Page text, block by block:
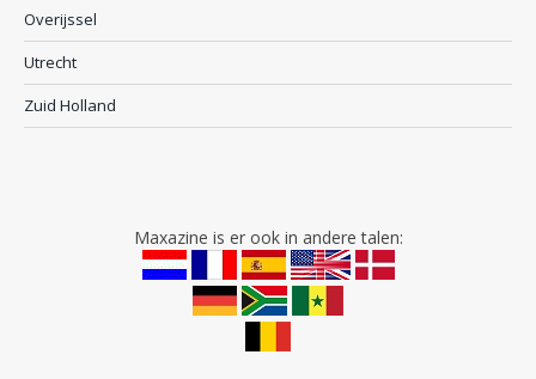
Overijssel
Utrecht
Zuid Holland
Maxazine is er ook in andere talen: